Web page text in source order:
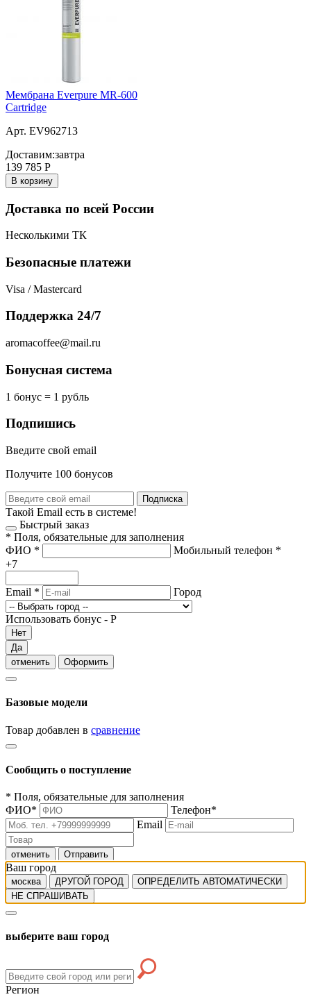
Мембрана Everpure MR-600
Cartridge
Арт. EV962713
Доставим:завтра
139 785 Р
В корзину
Доставка по всей России
Несколькими ТК
Безопасные платежи
Visa / Mastercard
Поддержка 24/7
aromacoffee@mail.ru
Бонусная система
1 бонус = 1 рубль
Подпишись
Введите свой email
Получите 100 бонусов
Подписка
Такой Email есть в системе!
Быстрый заказ
* Поля, обязательные для заполнения
ФИО * Мобильный телефон *
+7
Email * Город
Использовать бонус - Р
Нет
Да
отменить
Оформить
Базовые модели
Товар добавлен в сравнение
Сообщить о поступление
* Поля, обязательные для заполнения
ФИО* Телефон*
Email
отменить Отправить
Ваш город
москва ДРУГОЙ ГОРОД
ОПРЕДЕЛИТЬ АВТОМАТИЧЕСКИ
НЕ СПРАШИВАТЬ
выберите ваш город
Регион